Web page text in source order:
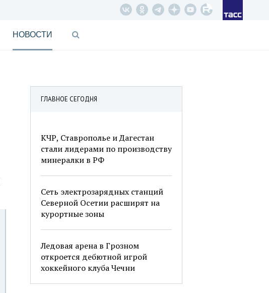
НОВОСТИ
ГЛАВНОЕ СЕГОДНЯ
КЧР, Ставрополье и Дагестан
стали лидерами по производству
минералки в РФ
Сеть электрозарядных станций
Северной Осетии расширят на
курортные зоны
Ледовая арена в Грозном
откроется дебютной игрой
хоккейного клуба Чечни